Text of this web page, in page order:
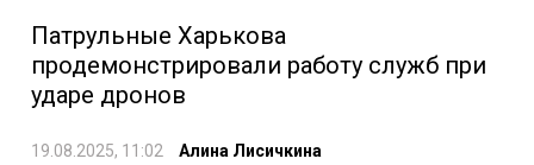
Патрульные Харькова
продемонстрировали работу служб при
ударе дронов
19.08.2025, 11:02 Алина Лисичкина